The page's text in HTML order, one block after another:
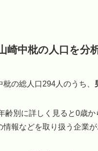
崎中枇の人口を分
の総人口294人のうち、
齢別に詳しく見ると0歳
報などを取り扱う企業